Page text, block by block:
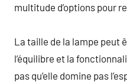
multitude d’options pour
La taille de la lampe peut
l’équilibre et la
pas qu’elle domine pas